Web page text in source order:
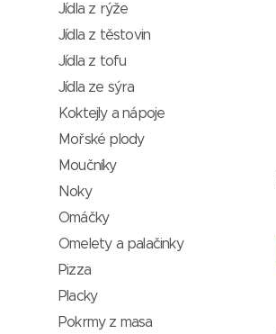
Jídla z rýže
Jídla z těstovin
Jídla z tofu
Jídla ze sýra
Koktejly a nápoje
Mořské plody
Moučníky
Noky
Omáčky
Omelety a palačinky
Pizza
Placky
Pokrmy z masa